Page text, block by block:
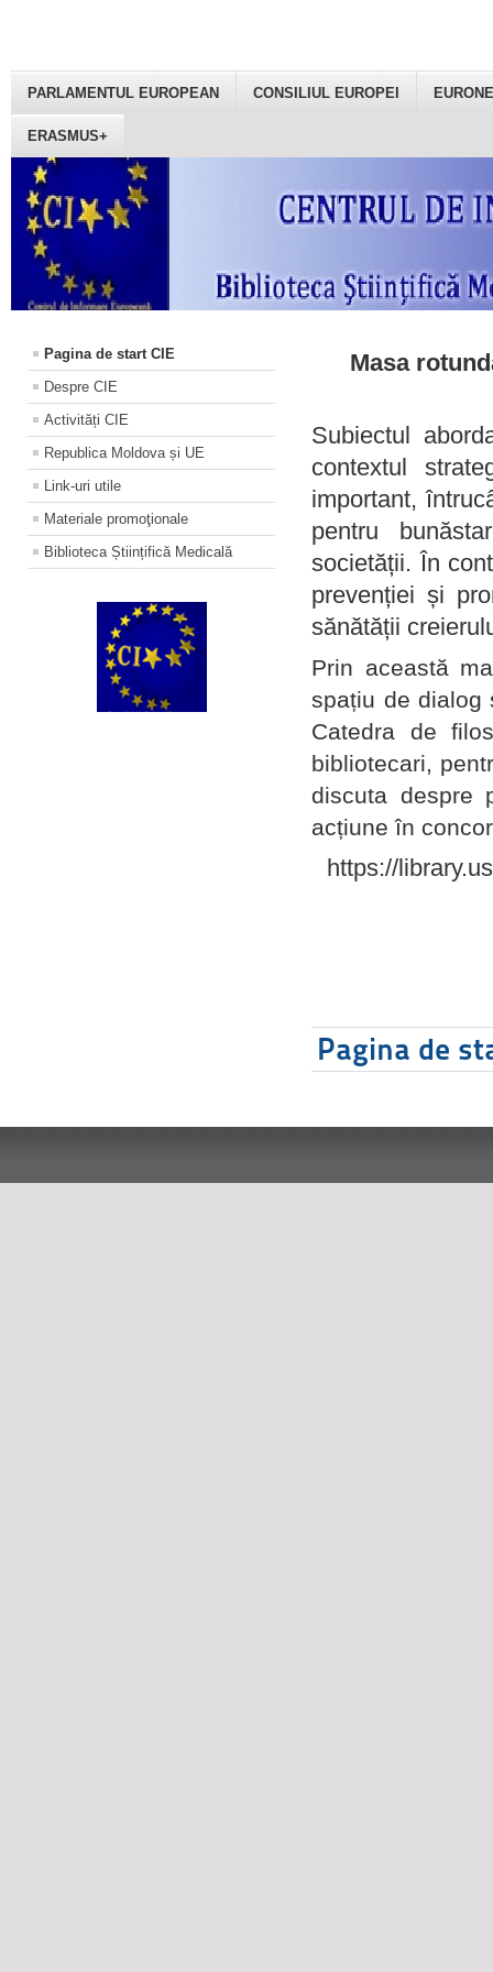
PARLAMENTUL EUROPEAN CONSILIUL EUROPEI
ERASMUS+
Pagina de start CIE
Despre CIE
Activități CIE
Republica Moldova și UE
Link-uri utile
Materiale promoţionale
Biblioteca Științifică Medicală
Masa
Subiectul
contextul
important,
pentru
societății. În
prevenției și
sănătății
Prin această
spațiu de dialog
Catedra de
bibliotecari,
discuta despre
acțiune în
https://
Pagina de